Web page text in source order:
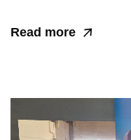
Read more